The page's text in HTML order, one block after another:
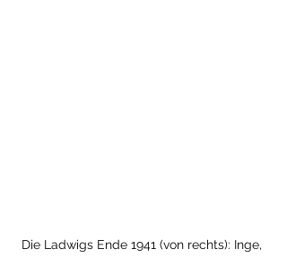
Die Ladwigs Ende 1941 (von rechts): Inge,